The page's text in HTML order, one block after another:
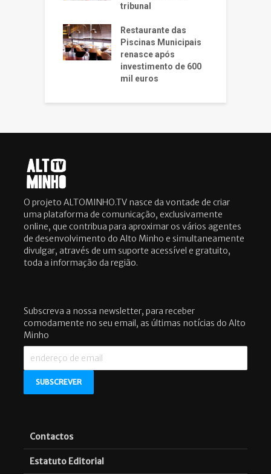
tribunal
Restaurante das
Piscinas Municipais
renasce após
investimento de 600
mil euros
O projeto ALTOMINHO.TV nasce da vontade de criar
uma plataforma de comunicação, exclusivamente
online, que contribua para aproximar os vários agentes
de desenvolvimento do Alto Minho e simultaneamente
divulgar, através de um suporte acessível e gratuito,
toda a informação da região.
Subscreva a nossa newsletter, para receber
comodamente no seu email, as últimas notícias do Alto
Minho
Contactos
Estatuto Editorial